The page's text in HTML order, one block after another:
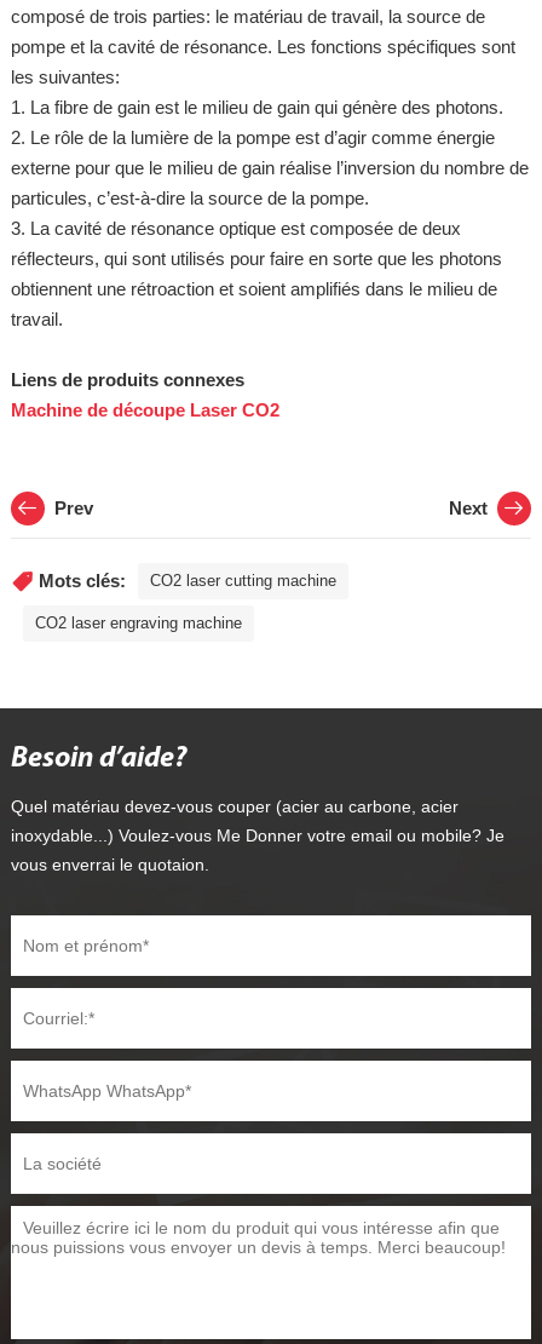
composé de trois parties: le matériau de travail, la source de
pompe et la cavité de résonance. Les fonctions spécifiques sont
les suivantes:
1. La fibre de gain est le milieu de gain qui génère des photons.
2. Le rôle de la lumière de la pompe est d’agir comme énergie
externe pour que le milieu de gain réalise l’inversion du nombre de
particules, c’est-à-dire la source de la pompe.
3. La cavité de résonance optique est composée de deux
réflecteurs, qui sont utilisés pour faire en sorte que les photons
obtiennent une rétroaction et soient amplifiés dans le milieu de
travail.
Liens de produits connexes
Machine de découpe Laser CO2
Prev Next
Mots clés: CO2 laser cutting machine
CO2 laser engraving machine
Besoin d’aide?
Quel matériau devez-vous couper (acier au carbone, acier
inoxydable...) Voulez-vous Me Donner votre email ou mobile? Je
vous enverrai le quotaion.